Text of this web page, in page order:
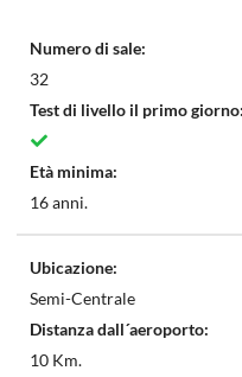
Numero di sale:
32
Test di livello il primo giorno:
Età minima:
16 anni.
Ubicazione:
Semi-Centrale
Distanza dall´aeroporto:
10 Km.